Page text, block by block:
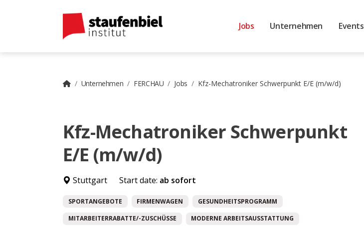
Jobs Unternehmen Events
Unternehmen FERCHAU Jobs Kfz-Mechatroniker Schwerpunkt E/E (m/w/d)
Kfz-Mechatroniker Schwerpunkt
E/E (m/w/d)
Stuttgart Start date: ab sofort
SPORTANGEBOTE FIRMENWAGEN GESUNDHEITSPROGRAMM
MITARBEITERRABATTE/-ZUSCHÜSSE MODERNE ARBEITSAUSSTATTUNG